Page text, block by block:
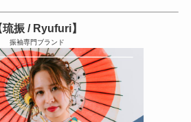
琉振 / Ryufuri】
振袖専門ブランド